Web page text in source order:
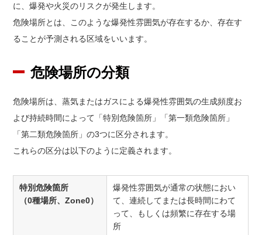
に、爆発や火災のリスクが発生します。
危険場所とは、このような爆発性雰囲気が存在するか、存在す
ることが予測される区域をいいます。
危険場所の分類
危険場所は、蒸気またはガスによる爆発性雰囲気の生成頻度お
よび持続時間によって「特別危険箇所」「第一類危険箇所」
「第二類危険箇所」の3つに区分されます。
これらの区分は以下のように定義されます。
特別危険箇所
（0種場所、Zone0）
爆発性雰囲気が通常の状態におい
て、連続してまたは長時間にわて
って、もしくは頻繁に存在する場
所